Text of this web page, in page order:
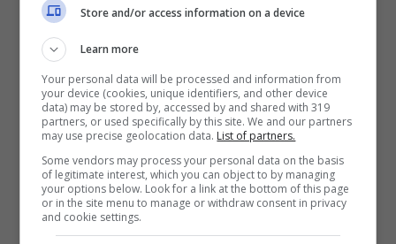
Il test visivo dei gufi solo i più brillanti riusciranno a vedere
quello diverso
Store and/or access information on a device
Learn more
Your personal data will be processed and information from
your device (cookies, unique identifiers, and other device
data) may be stored by, accessed by and shared with 319
partners, or used specifically by this site. We and our partners
may use precise geolocation data. List of partners.
Some vendors may process your personal data on the basis
of legitimate interest, which you can object to by managing
your options below. Look for a link at the bottom of this page
or in the site menu to manage or withdraw consent in privacy
and cookie settings.